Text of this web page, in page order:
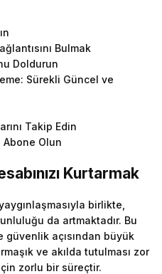
Bulmak
Doldurun
Sürekli Güncel ve
Takip Edin
Abone Olun
Kurtarmak
birlikte,
da artmaktadır. Bu
açısından büyük
ve akılda tutulması zor
zorlu bir süreçtir.